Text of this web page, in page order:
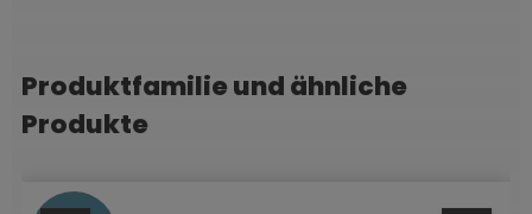
Produktgalerie überspringen
Produktfamilie und ähnliche
Produkte